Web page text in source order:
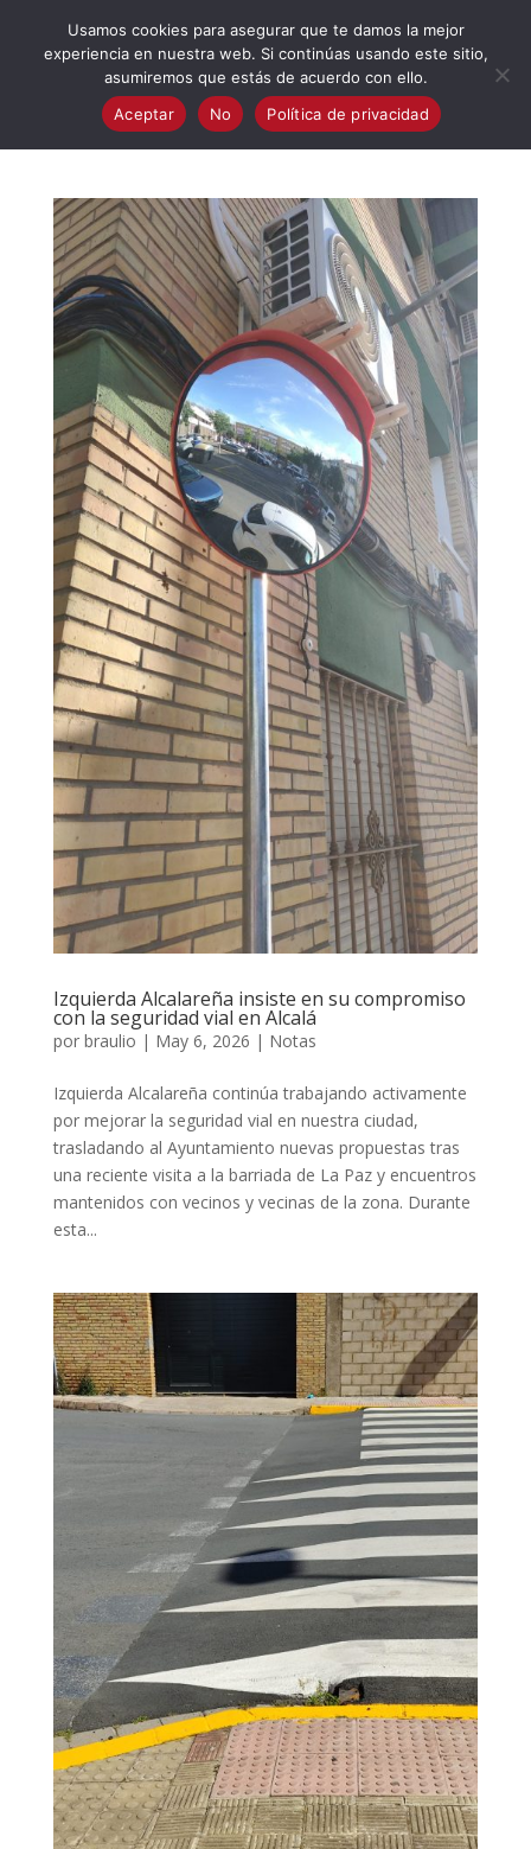
Izquierda Alcalareña insiste en su compromiso
con la seguridad vial en Alcalá
por braulio | May 6, 2026 | Notas
Izquierda Alcalareña continúa trabajando activamente
por mejorar la seguridad vial en nuestra ciudad,
trasladando al Ayuntamiento nuevas propuestas tras
una reciente visita a la barriada de La Paz y encuentros
mantenidos con vecinos y vecinas de la zona. Durante
esta...
Usamos cookies para asegurar que te damos la mejor
experiencia en nuestra web. Si continúas usando este sitio,
asumiremos que estás de acuerdo con ello.
Aceptar
No Política de privacidad